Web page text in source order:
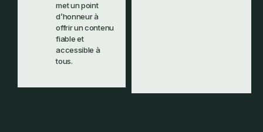
met un point
d’honneur à
offrir un contenu
fiable et
accessible à
tous.